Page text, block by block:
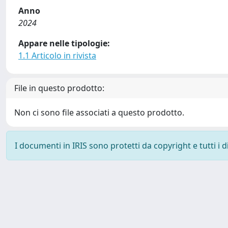
Anno
2024
Appare nelle tipologie:
1.1 Articolo in rivista
File in questo prodotto:
Non ci sono file associati a questo prodotto.
I documenti in IRIS sono protetti da copyright e tutti i